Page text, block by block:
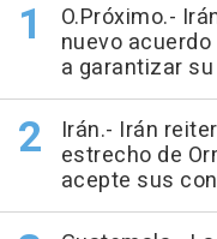
O.Próximo.-
nuevo
a garantizar
Irán.- Irán
estrecho de
acepte sus